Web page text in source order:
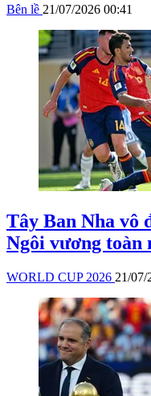
Bên lề 21/07/2026 00:41
Tây Ban Nha vô
Ngôi vương toàn
WORLD CUP 2026 21/07/